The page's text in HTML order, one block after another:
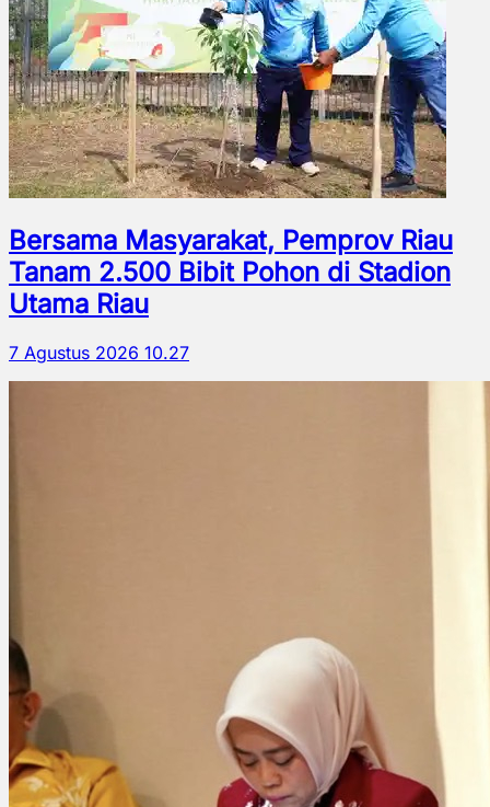
Bersama Masyarakat, Pemprov Riau
Tanam 2.500 Bibit Pohon di Stadion
Utama Riau
7 Agustus 2026 10.27